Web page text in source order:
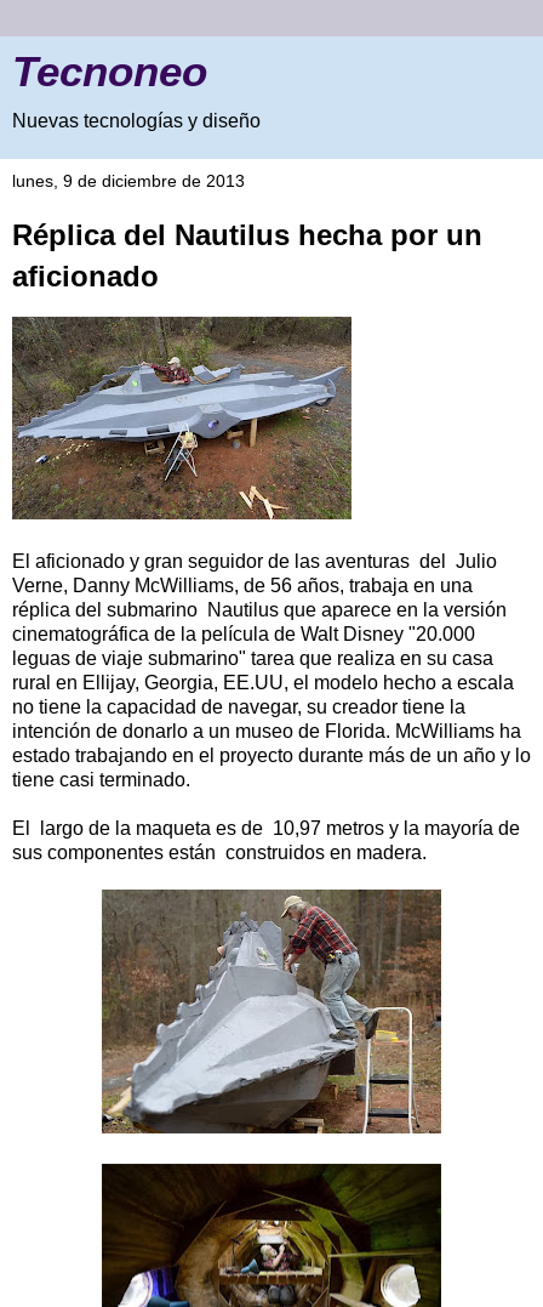
Tecnoneo
Nuevas tecnologías y diseño
lunes, 9 de diciembre de 2013
Réplica del Nautilus hecha por un
aficionado
El aficionado y gran seguidor de las aventuras del Julio
Verne, Danny McWilliams, de 56 años, trabaja en una
réplica del submarino Nautilus que aparece en la versión
cinematográfica de la película de Walt Disney "20.000
leguas de viaje submarino" tarea que realiza en su casa
rural en Ellijay, Georgia, EE.UU, el modelo hecho a escala
no tiene la capacidad de navegar, su creador tiene la
intención de donarlo a un museo de Florida. McWilliams ha
estado trabajando en el proyecto durante más de un año y lo
tiene casi terminado.
El largo de la maqueta es de 10,97 metros y la mayoría de
sus componentes están construidos en madera.